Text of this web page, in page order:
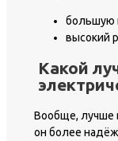
большую
высокий
Какой
Вообще, лучше
он более